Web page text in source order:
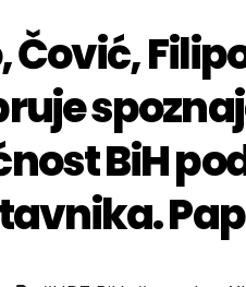
Čović,
BiH